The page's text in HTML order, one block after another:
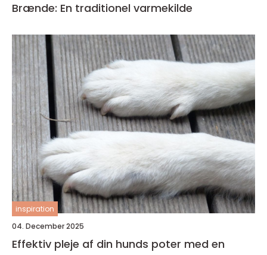
Brænde: En traditionel varmekilde
inspiration
04. December 2025
Effektiv pleje af din hunds poter med en